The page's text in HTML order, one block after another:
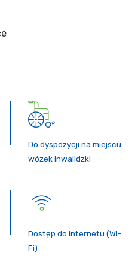
Do dyspozycji na miejscu
wózek inwalidzki
Dostęp do internetu (Wi-
Fi)